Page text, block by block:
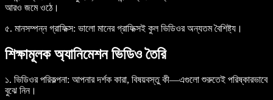
আরও জমে ওঠে।
৫. মানসম্পন্ন গ্রাফিক্স: ভালো মানের গ্রাফিক্সই কুল ভিডিওর অন্যতম বৈশিষ্ট্য।
শিক্ষামূলক অ্যানিমেশন ভিডিও তৈরি
১. ভিডিওর পরিকল্পনা: আপনার দর্শক কারা, বিষয়বস্তু কী—এগুলো শুরুতেই পরিষ্কারভাবে
বুঝে নিন।